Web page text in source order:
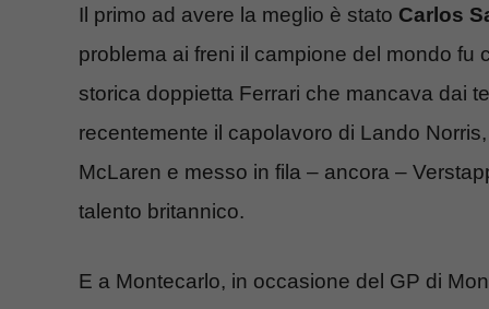
Il primo ad avere la meglio è stato Carlos
problema ai freni il campione del mondo fu
storica doppietta Ferrari che mancava dai
recentemente il capolavoro di Lando
McLaren e messo in fila – ancora –
talento britannico.
E a Montecarlo, in occasione del GP di